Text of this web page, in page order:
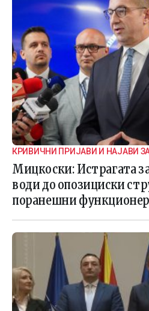
КРИВИЧНИ ПРИЈАВИ И НАЈАВИ
ИСТРАГАТА
Мицкоски: Истрагата
води до опозициски
поранешни